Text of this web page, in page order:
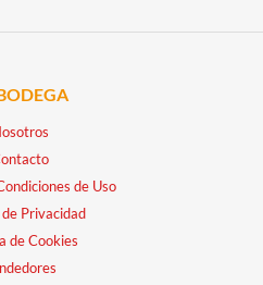
de Uso
Privacidad
de Cookies